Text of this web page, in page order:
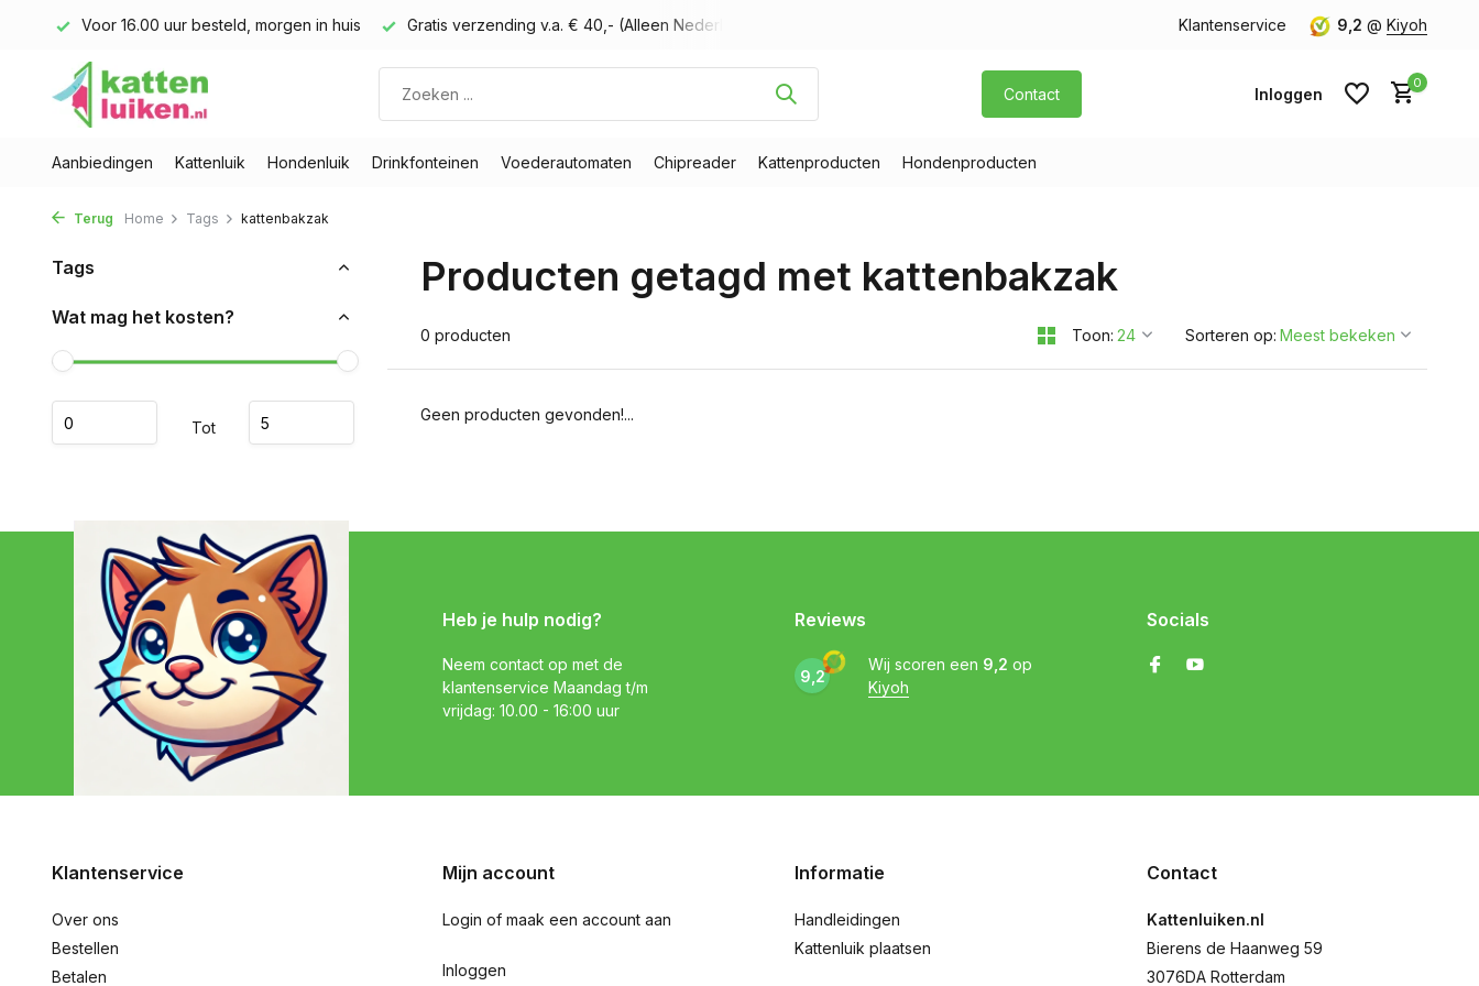
Voor 16.00 uur besteld, morgen in huis Gratis verzending v.a. € 40,- (Alleen Nederland) Gratis verzending v.a. € 40,- (Alleen Nederland)
Klantenservice 9,2 @ Kiyoh
Contact Inloggen
0
Aanbiedingen Kattenluik Hondenluik Drinkfonteinen Voederautomaten Chipreader Kattenproducten Hondenproducten
Terug Home Tags kattenbakzak
Tags
Wat mag het kosten?
Tot
Producten getagd met kattenbakzak
0 producten Toon: Sorteren op:
Geen producten gevonden!...
Heb je hulp nodig?
Neem contact op met de
klantenservice Maandag t/m
vrijdag: 10.00 - 16:00 uur
Reviews
9,2
Wij scoren een 9,2 op
Kiyoh
Socials
Klantenservice
Over ons
Bestellen
Betalen
Mijn account
Login of maak een account aan
Inloggen
Informatie
Handleidingen
Kattenluik plaatsen
Contact
Kattenluiken.nl
Bierens de Haanweg 59
3076DA Rotterdam